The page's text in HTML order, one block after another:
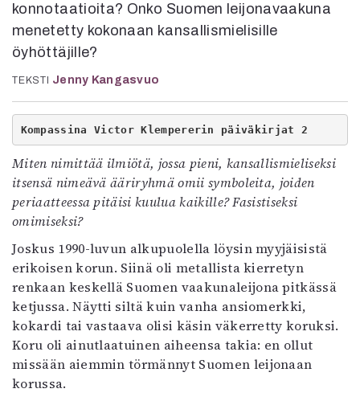
5/2025 saame
5/2025
Tilaus ja irtonumerot
Yhteistyössä
Toimitus
Mediatiedot
Kaltio ry
konnotaatioita? Onko Suomen leijonavaakuna
menetetty kokonaan kansallismielisille
öyhöttäjille?
TEKSTI Jenny Kangasvuo
Kompassina Victor Klempererin päiväkirjat 2
Miten nimittää ilmiötä, jossa pieni, kansallismieliseksi
itsensä nimeävä ääriryhmä omii symboleita, joiden
periaatteessa pitäisi kuulua kaikille? Fasistiseksi
omimiseksi?
Joskus 1990-luvun alkupuolella löysin myyjäisistä
erikoisen korun. Siinä oli metallista kierretyn
renkaan keskellä Suomen vaakunaleijona pitkässä
ketjussa. Näytti siltä kuin vanha ansiomerkki,
kokardi tai vastaava olisi käsin väkerretty koruksi.
Koru oli ainutlaatuinen aiheensa takia: en ollut
missään aiemmin törmännyt Suomen leijonaan
korussa.